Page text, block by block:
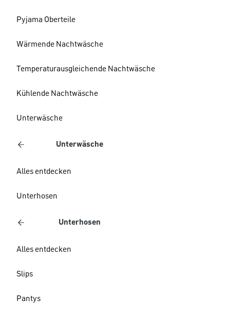
Pyjama Oberteile
Wärmende Nachtwäsche
Temperaturausgleichende Nachtwäsche
Kühlende Nachtwäsche
Unterwäsche
Unterwäsche
Alles entdecken
Unterhosen
Unterhosen
Alles entdecken
Slips
Pantys